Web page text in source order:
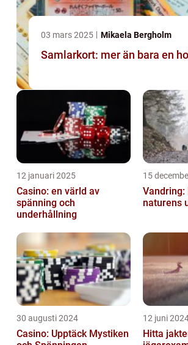
03 mars 2025 Mikaela Bergholm
Samlarkort: mer än bara en
12 januari 2025
Casino: en värld av
spänning och
underhållning
15
Vandring:
naturens
30 augusti 2024
Casino: Upptäck Mystiken
12 juni
Hitta